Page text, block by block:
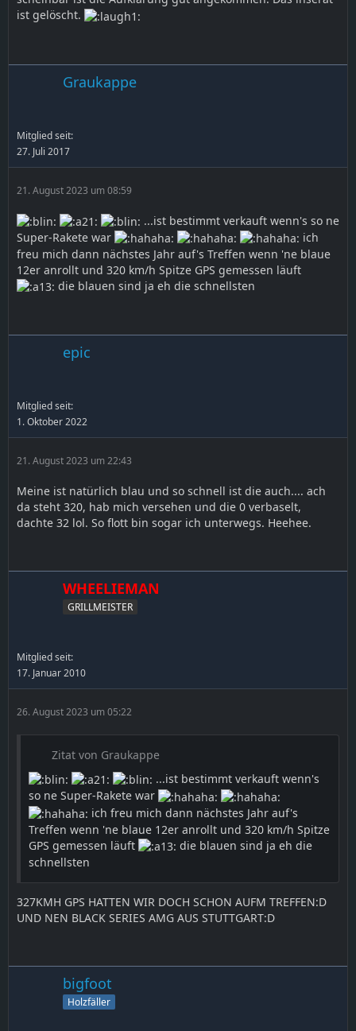
ist gelöscht.
Graukappe
Mitglied seit:
27. Juli 2017
21. August 2023 um 08:59
...ist bestimmt verkauft wenn's so ne
Super-Rakete war
ich
freu mich dann nächstes Jahr auf's Treffen wenn 'ne blaue
12er anrollt und 320 km/h Spitze GPS gemessen läuft
die blauen sind ja eh die schnellsten
epic
Mitglied seit:
1. Oktober 2022
21. August 2023 um 22:43
Meine ist natürlich blau und so schnell ist die auch.... ach
da steht 320, hab mich versehen und die 0 verbaselt,
dachte 32 lol. So flott bin sogar ich unterwegs. Heehee.
WHEELIEMAN
GRILLMEISTER
Mitglied seit:
17. Januar 2010
26. August 2023 um 05:22
Zitat von Graukappe
...ist bestimmt verkauft wenn's
so ne Super-Rakete war
ich freu mich dann nächstes Jahr auf's
Treffen wenn 'ne blaue 12er anrollt und 320 km/h Spitze
GPS gemessen läuft
die blauen sind ja eh die
schnellsten
327KMH GPS HATTEN WIR DOCH SCHON AUFM TREFFEN:D
UND NEN BLACK SERIES AMG AUS STUTTGART:D
bigfoot
Holzfäller